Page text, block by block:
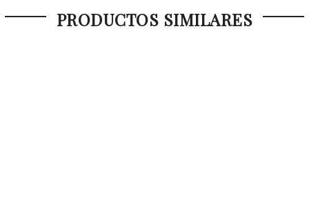
PRODUCTOS SIMILARES